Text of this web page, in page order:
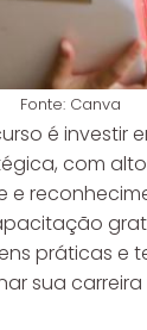
Fonte: Canva
é investir
com
e
práticas e
sua